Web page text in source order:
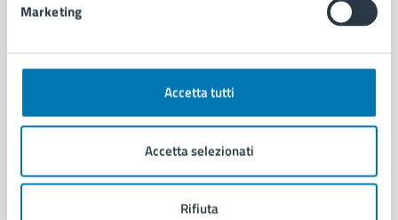
Marketing
Accetta tutti
Accetta selezionati
Rifiuta
Ambiente
Autorizzazioni
Documenti e certificati
Educazione e formazione
Giustizia e sicurezza pubblica